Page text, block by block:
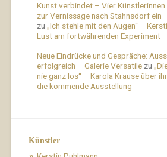
Kunst verbindet – Vier
zur Vernissage nach Stahnsdorf ein
zu „Ich stehle mit den Augen“ –
Lust am fortwährenden Experiment
Neue Eindrücke und Gespräche:
erfolgreich – Galerie Versatilezu
nie ganz los“ – Karola Krause über
die kommende Ausstellung
Künstler